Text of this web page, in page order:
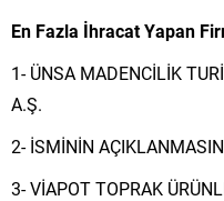
En Fazla İhracat Yapan
1- ÜNSA MADENCİLİK
A.Ş.
2- İSMİNİN
3- VİAPOT TOPRAK